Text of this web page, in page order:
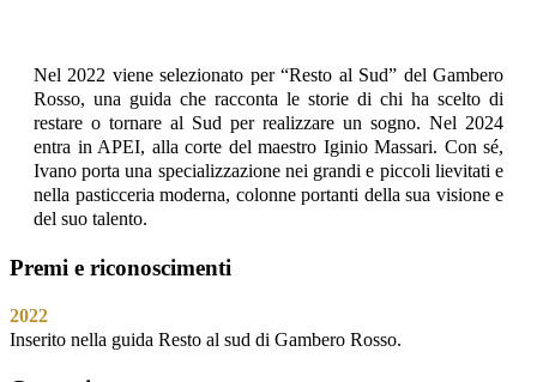
Nel 2022 viene selezionato per “Resto al Sud” del Gambero
Rosso, una guida che racconta le storie di chi ha scelto di
restare o tornare al Sud per realizzare un sogno. Nel 2024
entra in APEI, alla corte del maestro Iginio Massari. Con sé,
Ivano porta una specializzazione nei grandi e piccoli lievitati e
nella pasticceria moderna, colonne portanti della sua visione e
del suo talento.
Premi e riconoscimenti
2022
Inserito nella guida Resto al sud di Gambero Rosso.